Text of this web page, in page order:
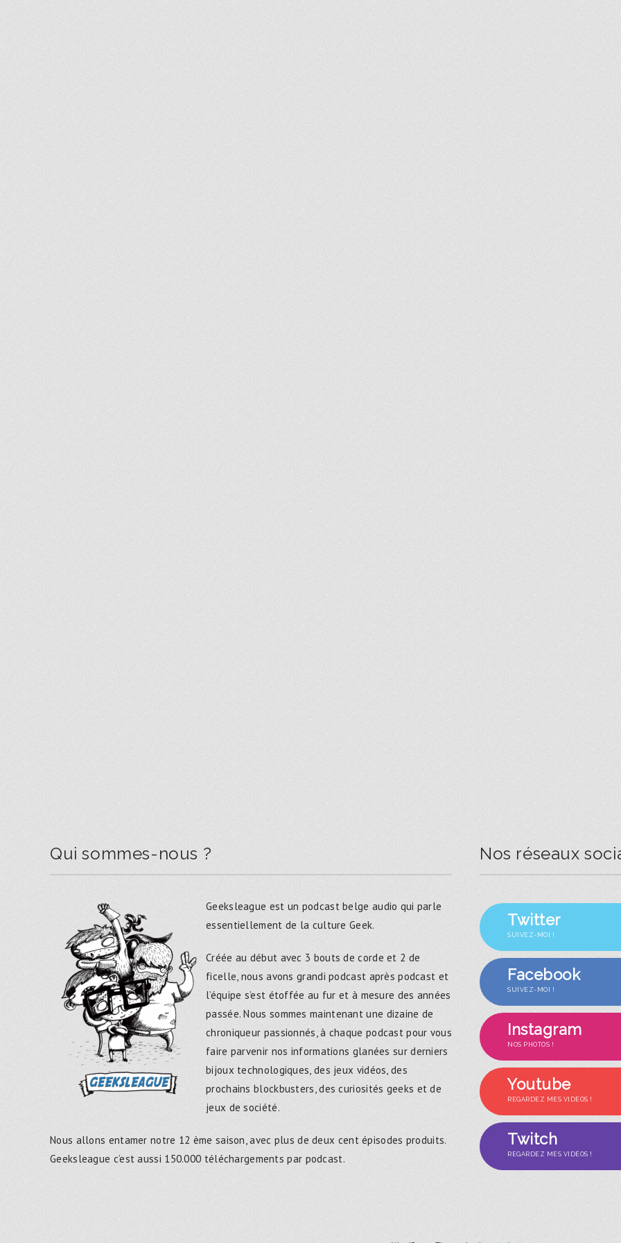
Qui sommes-nous ?
Geeksleague est un podcast belge audio qui parle
essentiellement de la culture Geek.
Créée au début avec 3 bouts de corde et 2 de
ficelle, nous avons grandi podcast après podcast et
l’équipe s’est étoffée au fur et à mesure des années
passée. Nous sommes maintenant une dizaine de
chroniqueur passionnés, à chaque podcast pour vous
faire parvenir nos informations glanées sur derniers
bijoux technologiques, des jeux vidéos, des
prochains blockbusters, des curiosités geeks et de
jeux de société.
Nous allons entamer notre 12 ème saison, avec plus de deux cent épisodes produits.
Geeksleague c’est aussi 150.000 téléchargements par podcast.
Nos réseaux
Twitter
SUIVEZ-MOI !
Facebook
SUIVEZ-MOI !
Instagram
NOS PHOTOS !
Youtube
REGARDEZ MES VIDÉOS !
Twitch
REGARDEZ MES VIDÉOS !